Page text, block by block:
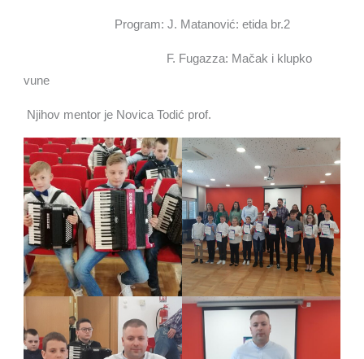
Program: J. Matanović: etida br.2
F. Fugazza: Mačak i klupko
vune
Njihov mentor je Novica Todić prof.